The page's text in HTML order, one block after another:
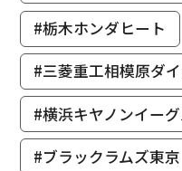
#栃木ホンダヒート
#三菱重工相模原ダ
#横浜キヤノンイー
#ブラックラムズ東京